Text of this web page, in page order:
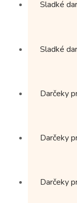
Sladké
Sladké
Darčeky
Darčeky
Darčeky